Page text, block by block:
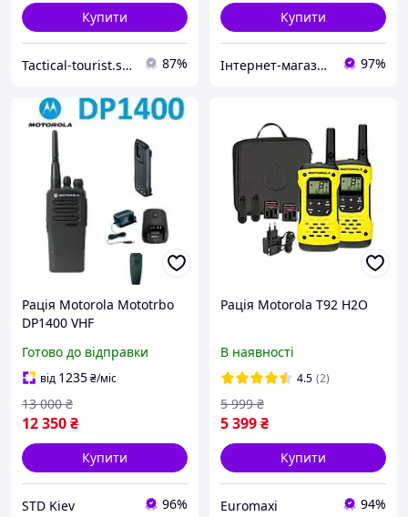
Купити
Tactical-tourist.shop 87%
Купити
Інтернет-магазин Ітакшоп 97%
Рація Motorola Mototrbo
DP1400 VHF
Готово до відправки
від 1235₴/міс
12 350₴
13 000 ₴
Купити
STD Kiev 96%
Рація Motorola T92 H2O
В наявності
4.5 (2)
5 399₴
5 999 ₴
Купити
Euromaxi 94%